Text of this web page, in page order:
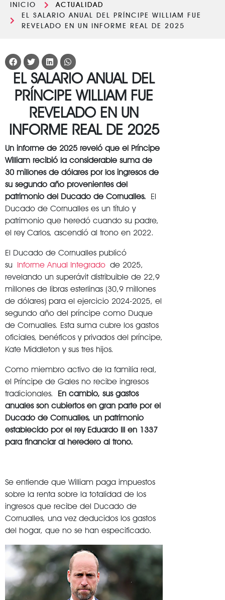
INICIO
ACTUALIDAD
EL SALARIO ANUAL DEL PRÍNCIPE WILLIAM FUE
REVELADO EN UN INFORME REAL DE 2025
EL SALARIO ANUAL DEL
PRÍNCIPE WILLIAM FUE
REVELADO EN UN
INFORME REAL DE 2025
Un informe de 2025 reveló que el Príncipe
William recibió la considerable suma de
30 millones de dólares por los ingresos de
su segundo año provenientes del
patrimonio del Ducado de Cornualles. El
Ducado de Cornualles es un título y
patrimonio que heredó cuando su padre,
el rey Carlos, ascendió al trono en 2022.
El Ducado de Cornualles publicó
su Informe Anual Integrado de 2025,
revelando un superávit distribuible de 22,9
millones de libras esterlinas (30,9 millones
de dólares) para el ejercicio 2024-2025, el
segundo año del príncipe como Duque
de Cornualles. Esta suma cubre los gastos
oficiales, benéficos y privados del príncipe,
Kate Middleton y sus tres hijos.
Como miembro activo de la familia real,
el Príncipe de Gales no recibe ingresos
tradicionales. En cambio, sus gastos
anuales son cubiertos en gran parte por el
Ducado de Cornualles, un patrimonio
establecido por el rey Eduardo III en 1337
para financiar al heredero al trono.
Se entiende que William paga impuestos
sobre la renta sobre la totalidad de los
ingresos que recibe del Ducado de
Cornualles, una vez deducidos los gastos
del hogar, que no se han especificado.